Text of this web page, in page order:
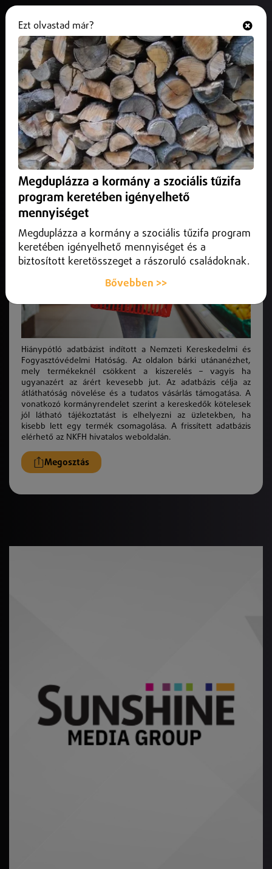
Új adatbázis segíti a tudatos
vásárlást
2025. július 11.Magyarország
Hiánypótló adatbázist indított a Nemzeti Kereskedelmi és
Hiánypótló adatbázist indított a Nemzeti Kereskedelmi és
Fogyasztóvédelmi Hatóság. Az oldalon bárki utánanézhet,
mely termékeknél csökkent a kiszerelés – vagyis ha
ugyanazért az árért kevesebb jut. Az adatbázis célja az
átláthatóság növelése és a tudatos vásárlás támogatása. A
vonatkozó kormányrendelet szerint a kereskedők kötelesek
jól látható tájékoztatást is elhelyezni az üzletekben, ha
kisebb lett egy termék csomagolása. A frissített adatbázis
elérhető az NKFH hivatalos weboldalán.
Megosztás
Ezt olvastad már?
Megduplázza a kormány a szociális tűzifa
program keretében igényelhető
mennyiséget
Megduplázza a kormány a szociális tűzifa program
keretében igényelhető mennyiséget és a
biztosított keretösszeget a rászoruló családoknak.
Bővebben >>